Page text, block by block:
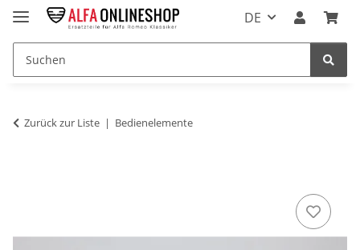
DE
Zurück zur Liste Bedienelemente